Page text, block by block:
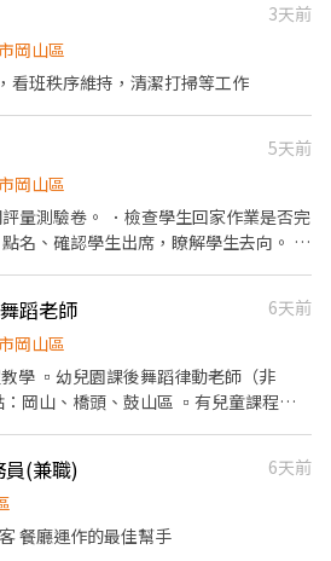
店安排 🔸 提供完整教育訓練與實習機
：07:00-12:00/07:30-12:30 (彈性7:00-
) 📍智取午班：15:00 – 19:00 (全省部
問確認) 📍智取晚班：17:30 – 23:30 (實
，上班時數為2-6小時，一週至少四天
job-k6z0rdZXe1pW . ⚠️ 智取店需自
況調整彈性排班，求時數穩定需求者，
福利說明 🔸有人店：早班/晚班時薪
hr (信義/大安/中山/內湖/松山/中
有人店：輪月人員$29,500 (雙北、桃
取店：早班時薪$204/hr（含交通津貼
hr（含晚班津貼$20 + 交通津貼$8）
👉https://www.chickpt.com.tw/job-
有另加 $5~45/hr 區域津貼，可於顧問
8/7更新）(全省其他門市尚有職缺，歡
) . 三民灣中店 高雄市三民區灣中街
三民區覺民路516號1樓 仁武中正店 高
仁武仁忠店 高雄市仁武區仁忠七街18
獎金，我們尋找的不是員工，而是尋
未來有展店需求，希望能找到一起成
（有月獎金）
3天前
岡山區
看班秩序維持，清潔打掃等工作
5天前
岡山區
量測驗卷。 ．檢查學生回家作業是否完
名、確認學生出席，瞭解學生去向。 ．
協助線上外師繼續管理及課前課後學生
蹈老師
6天前
岡山區
師（非
員(兼職)
6天前
餐廳運作的最佳幫手